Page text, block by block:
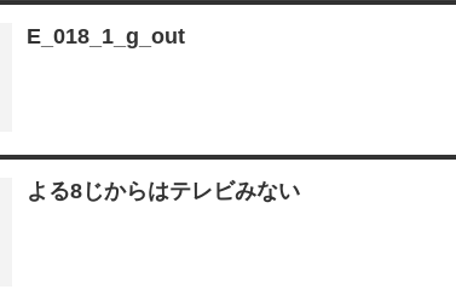
E_018_1_g_out
よる8じからはテレビみない